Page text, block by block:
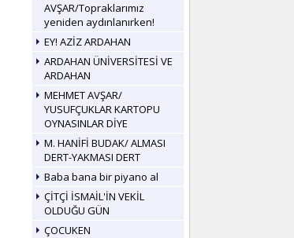
AVŞAR/Topraklarımız
yeniden aydınlanırken!
EY! AZİZ ARDAHAN
ARDAHAN ÜNİVERSİTESİ VE
ARDAHAN
MEHMET AVŞAR/
YUSUFÇUKLAR KARTOPU
OYNASINLAR DİYE
M. HANİFİ BUDAK/ ALMASI
DERT-YAKMASI DERT
Baba bana bir piyano al
ÇİTÇİ İSMAİL'İN VEKİL
OLDUĞU GÜN
ÇOCUKEN